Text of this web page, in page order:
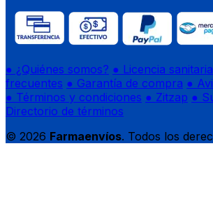
● ¿Quiénes somos? ● Licencia sanitaria
frecuentes ● Garantía de compra ●
● Términos y condiciones ● Zitzap ●
Directorio de términos
© 2026 Farmaenvíos. Todos los